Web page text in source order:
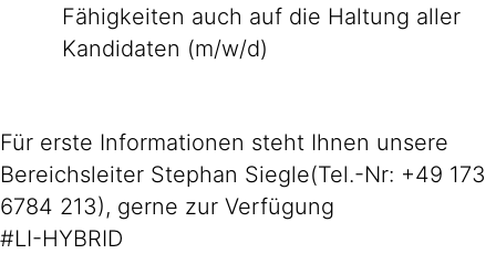
Fähigkeiten auch auf die Haltung aller
Kandidaten (m/w/d)
Für erste Informationen steht Ihnen unsere
Bereichsleiter Stephan Siegle(Tel.-Nr: +49 173
6784 213), gerne zur Verfügung
#LI-HYBRID